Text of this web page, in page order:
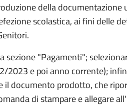
della documentazione
scolastica, ai fini delle
"Pagamenti";
2023 e poi anno corrente);
il documento prodotto, che
di stampare e allegare